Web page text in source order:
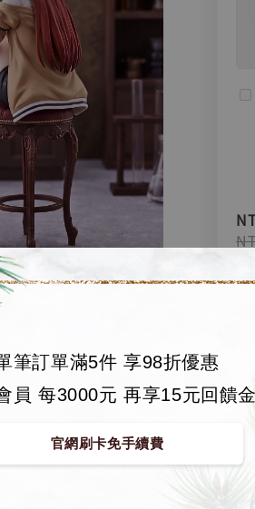
筆訂單滿5件 享98折優惠
員 每3000元 再享15元回饋金
官網刷卡免手續費